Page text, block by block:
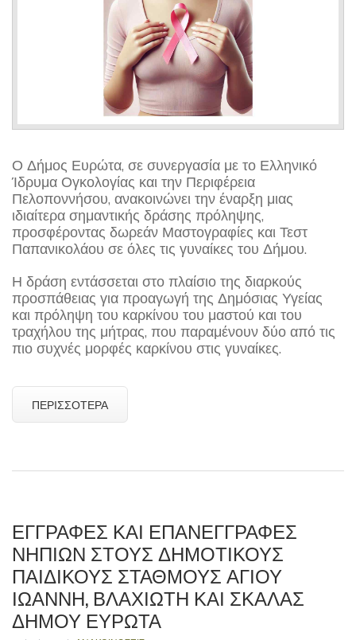
Ο Δήμος Ευρώτα, σε συνεργασία με το Ελληνικό
Ίδρυμα Ογκολογίας και την Περιφέρεια
Πελοποννήσου, ανακοινώνει την έναρξη μιας
ιδιαίτερα σημαντικής δράσης πρόληψης,
προσφέροντας δωρεάν Μαστογραφίες και Τεστ
Παπανικολάου σε όλες τις γυναίκες του Δήμου.
Η δράση εντάσσεται στο πλαίσιο της διαρκούς
προσπάθειας για προαγωγή της Δημόσιας Υγείας
και πρόληψη του καρκίνου του μαστού και του
τραχήλου της μήτρας, που παραμένουν δύο από τις
πιο συχνές μορφές καρκίνου στις γυναίκες.
ΠΕΡΙΣΣΌΤΕΡΑ
ΕΓΓΡΑΦΕΣ ΚΑΙ ΕΠΑΝΕΓΓΡΑΦΕΣ
ΝΗΠΙΩΝ ΣΤΟΥΣ ΔΗΜΟΤΙΚΟΥΣ
ΠΑΙΔΙΚΟΥΣ ΣΤΑΘΜΟΥΣ ΑΓΙΟΥ
ΙΩΑΝΝΗ, ΒΛΑΧΙΩΤΗ ΚΑΙ ΣΚΑΛΑΣ
ΔΗΜΟΥ ΕΥΡΩΤΑ